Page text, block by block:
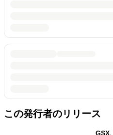
この発行者のリリース
GSX